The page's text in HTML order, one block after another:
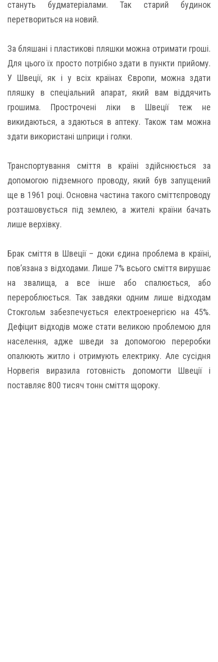
стануть будматеріалами. Так старий будинок
перетвориться на новий.
За бляшані і пластикові пляшки можна отримати гроші.
Для цього їх просто потрібно здати в пункти прийому.
У Швеції, як і у всіх країнах Європи, можна здати
пляшку в спеціальний апарат, який вам віддячить
грошима. Прострочені ліки в Швеції теж не
викидаються, а здаються в аптеку. Також там можна
здати використані шприци і голки.
Транспортування сміття в країні здійснюється за
допомогою підземного проводу, який був запущений
ще в 1961 році. Основна частина такого сміттєпроводу
розташовується під землею, а жителі країни бачать
лише верхівку.
Брак сміття в Швеції – доки єдина проблема в країні,
пов’язана з відходами. Лише 7% всього сміття вирушає
на звалища, а все інше або спалюється, або
перероблюється. Так завдяки одним лише відходам
Стокгольм забезпечується електроенергією на 45%.
Дефіцит відходів може стати великою проблемою для
населення, адже шведи за допомогою переробки
опалюють житло і отримують електрику. Але сусідня
Норвегія виразила готовність допомогти Швеції і
поставляє 800 тисяч тонн сміття щороку.